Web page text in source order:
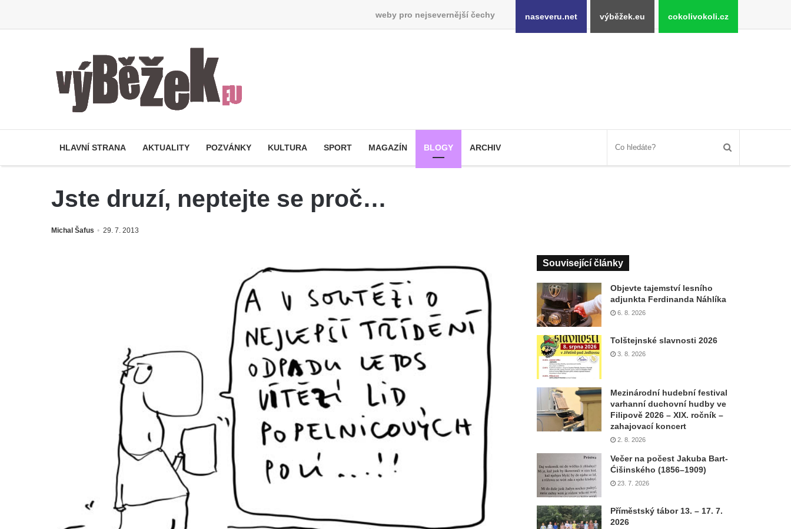
weby pro nejsevernější čechy naseveru.net výběžek.eu cokolivokoli.cz
HLAVNÍ STRANA AKTUALITY POZVÁNKY KULTURA SPORT MAGAZÍN BLOGY ARCHIV
Jste druzí, neptejte se proč…
Michal Šafus 29. 7. 2013
Související články
Objevte tajemství lesního
adjunkta Ferdinanda Náhlíka
6. 8. 2026
Tolštejnské slavnosti 2026
3. 8. 2026
Mezinárodní hudební festival
varhanní duchovní hudby ve
Filipově 2026 – XIX. ročník –
zahajovací koncert
2. 8. 2026
Večer na počest Jakuba Bart-
Ćišinského (1856–1909)
23. 7. 2026
Příměstský tábor 13. – 17. 7.
2026